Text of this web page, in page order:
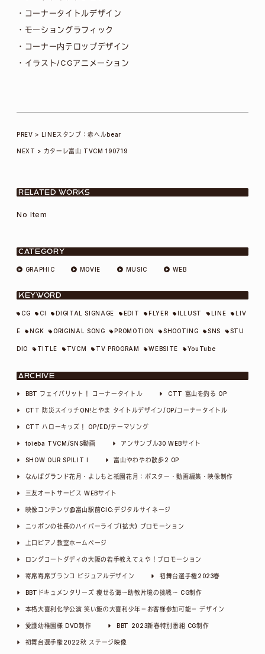
・コーナータイトルデザイン
・モーショングラフィック
・コーナー内テロップデザイン
・イラスト/CGアニメーション
投
ナ
ゲ
ー
シ
ョ
ン
LINEスタンプ：赤ヘルbear
カターレ富山 TVCM 190719
RELATED WORKS
No Item
CATEGORY
GRAPHIC MOVIE MUSIC WEB
KEYWORD
CG CI DIGITAL SIGNAGE EDIT FLYER ILLUST LINE LIV
E NGK ORIGINAL SONG PROMOTION SHOOTING SNS STU
DIO TITLE TVCM TV PROGRAM WEBSITE YouTube
ARCHIVE
BBT フェイバリット！ コーナータイトル CTT 富山を釣る OP
CTT 防災スイッチON!とやま タイトルデザイン/OP/コーナータイトル
CTT ハローキッズ！ OP/ED/テーマソング
toieba TVCM/SNS動画 アンサンブル30 WEBサイト
SHOW OUR SPILIT I 富山やわやわ散歩2 OP
なんばグランド花月・よしもと祇園花月：ポスター・動画編集・映像制作
三友オートサービス WEBサイト
映像コンテンツ@富山駅前CIC:デジタルサイネージ
ニッポンの社長のハイパーライブ(拡大) プロモーション
上口ピアノ教室ホームページ
ロングコートダディの大阪の若手教えてぇや！プロモーション
寄席寄席ブランコ ビジュアルデザイン 初舞台選手権2023春
BBTドキュメンタリーズ 痩せる海～助教片境の挑戦～ CG制作
本格大喜利化学公演 笑い飯の大喜利少年－お客様参加可能－ デザイン
愛護幼稚園様 DVD制作 BBT 2023新春特別番組 CG制作
初舞台選手権2022秋 ステージ映像